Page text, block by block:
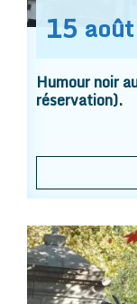
15 août
Humour noir
réservation).